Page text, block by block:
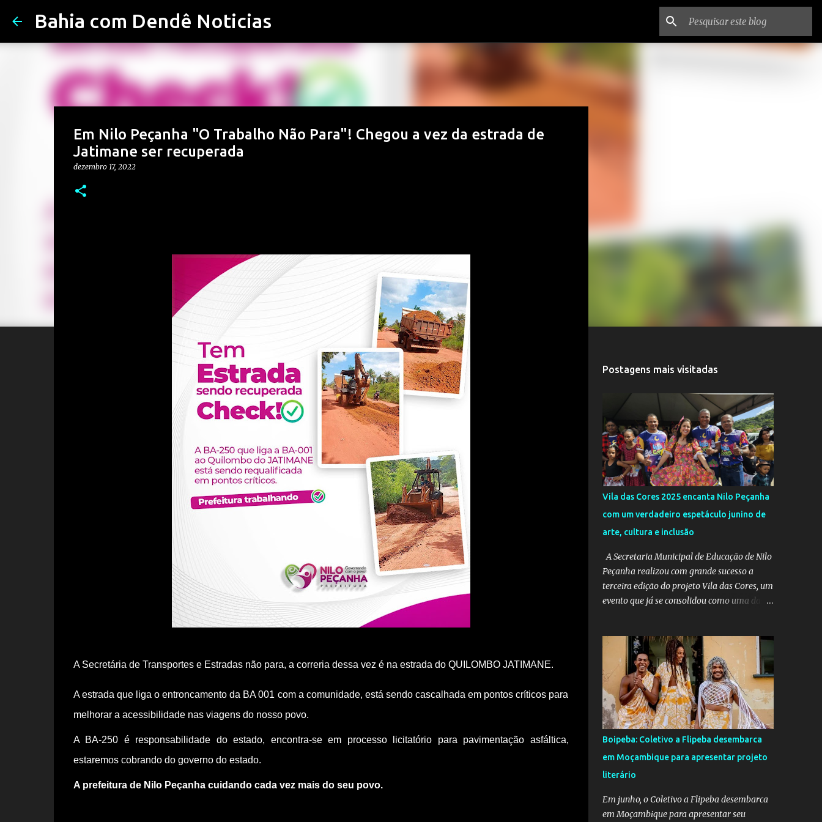
Bahia com Dendê Noticias
Em Nilo Peçanha "O Trabalho Não Para"! Chegou a vez da estrada de
Jatimane ser recuperada
dezembro 17, 2022
A Secretária de Transportes e Estradas não para, a correria dessa vez é na estrada do QUILOMBO JATIMANE.
A estrada que liga o entroncamento da BA 001 com a comunidade, está sendo cascalhada em pontos críticos para
melhorar a acessibilidade nas viagens do nosso povo.
A BA-250 é responsabilidade do estado, encontra-se em processo licitatório para pavimentação asfáltica,
estaremos cobrando do governo do estado.
A prefeitura de Nilo Peçanha cuidando cada vez mais do seu povo.
Postagens mais visitadas
Vila das Cores 2025 encanta Nilo Peçanha
com um verdadeiro espetáculo junino de
arte, cultura e inclusão
A Secretaria Municipal de Educação de Nilo
Peçanha realizou com grande sucesso a
terceira edição do projeto Vila das Cores, um
evento que já se consolidou como uma das
voltou a emocionar e envolver alunos,
famílias, educadores e toda a comunidade
escolar em uma programação repleta de
alegria, criatividade e tradição. Entre os dias
16 e 18 de junho, o clima junino tomou conta
das comunidades de Barra dos Carvalhos e
São Francisco, passando por São Benedito e
encerrando com grande estilo na sede do
município. Em cada local, os alunos deram
um verdadeiro show de participação e
muito forró, cores vibrantes, danças típicas,
Boipeba: Coletivo a Flipeba desembarca
em Moçambique para apresentar projeto
literário
Em junho, o Coletivo a Flipeba desembarca
em Moçambique para apresentar seu